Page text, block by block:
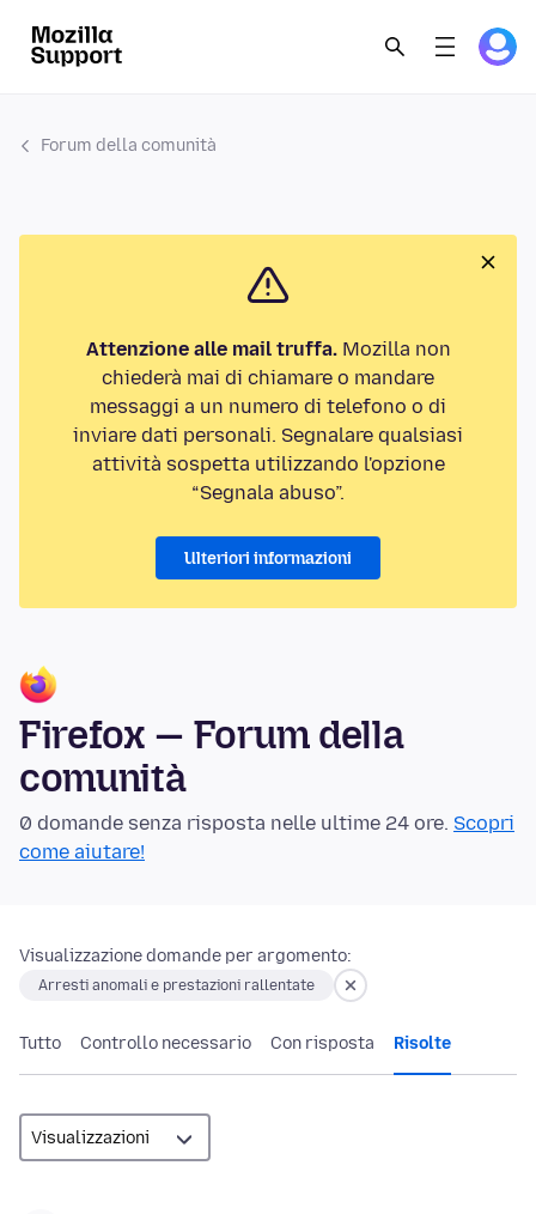
Forum della comunità
Attenzione alle mail truffa.Mozilla non
chiederà mai di chiamare o mandare
messaggi a un numero di telefono o di
inviare dati personali. Segnalare qualsiasi
attività sospetta utilizzando l'opzione
“Segnala abuso”.
Ulteriori informazioni
Firefox — Forum della
comunità
0 domande senza risposta nelle ultime 24 ore. Scopri
come aiutare!
Visualizzazione domande per argomento:
Arresti anomali e prestazioni rallentate
Tutto Controllo necessario Con risposta Risolte